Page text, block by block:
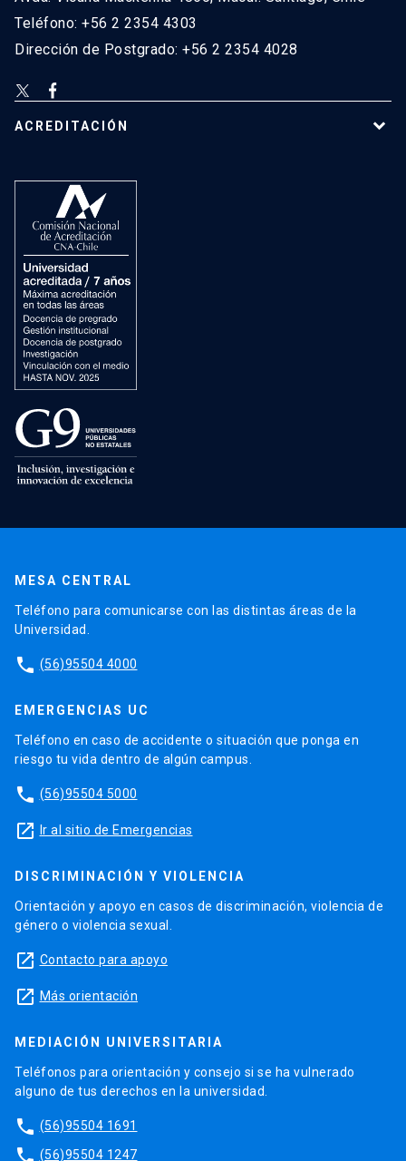
Teléfono: +56 2 2354 4303
Dirección de Postgrado: +56 2 2354 4028
ACREDITACIÓN
MESA CENTRAL
Teléfono para comunicarse con las distintas áreas de la
Universidad.
phone (56)95504 4000
EMERGENCIAS UC
Teléfono en caso de accidente o situación que ponga en
riesgo tu vida dentro de algún campus.
phone (56)95504 5000
launch Ir al sitio de Emergencias
DISCRIMINACIÓN Y VIOLENCIA
Orientación y apoyo en casos de discriminación, violencia de
género o violencia sexual.
launch Contacto para apoyo
launch Más orientación
MEDIACIÓN UNIVERSITARIA
Teléfonos para orientación y consejo si se ha vulnerado
alguno de tus derechos en la universidad.
phone (56)95504 1691
phone (56)95504 1247